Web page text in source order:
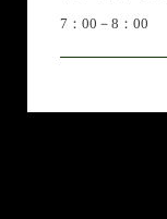
7：00－8：00